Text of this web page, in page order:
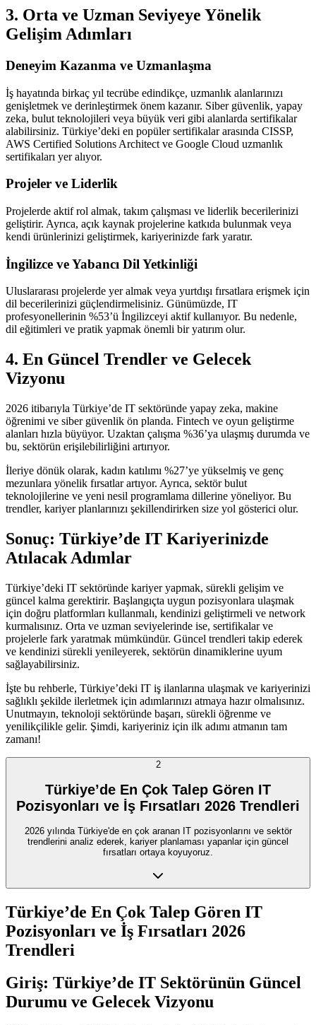
3. Orta ve Uzman Seviyeye Yönelik
Gelişim Adımları
Deneyim Kazanma ve Uzmanlaşma
İş hayatında birkaç yıl tecrübe edindikçe, uzmanlık alanlarınızı
genişletmek ve derinleştirmek önem kazanır. Siber güvenlik, yapay
zeka, bulut teknolojileri veya büyük veri gibi alanlarda sertifikalar
alabilirsiniz. Türkiye’deki en popüler sertifikalar arasında CISSP,
AWS Certified Solutions Architect ve Google Cloud uzmanlık
sertifikaları yer alıyor.
Projeler ve Liderlik
Projelerde aktif rol almak, takım çalışması ve liderlik becerilerinizi
geliştirir. Ayrıca, açık kaynak projelerine katkıda bulunmak veya
kendi ürünlerinizi geliştirmek, kariyerinizde fark yaratır.
İngilizce ve Yabancı Dil Yetkinliği
Uluslararası projelerde yer almak veya yurtdışı fırsatlara erişmek için
dil becerilerinizi güçlendirmelisiniz. Günümüzde, IT
profesyonellerinin %53’ü İngilizceyi aktif kullanıyor. Bu nedenle,
dil eğitimleri ve pratik yapmak önemli bir yatırım olur.
4. En Güncel Trendler ve Gelecek
Vizyonu
2026 itibarıyla Türkiye’de IT sektöründe yapay zeka, makine
öğrenimi ve siber güvenlik ön planda. Fintech ve oyun geliştirme
alanları hızla büyüyor. Uzaktan çalışma %36’ya ulaşmış durumda ve
bu, sektörün erişilebilirliğini artırıyor.
İleriye dönük olarak, kadın katılımı %27’ye yükselmiş ve genç
mezunlara yönelik fırsatlar artıyor. Ayrıca, sektör bulut
teknolojilerine ve yeni nesil programlama dillerine yöneliyor. Bu
trendler, kariyer planlarınızı şekillendirirken size yol gösterici olur.
Sonuç: Türkiye’de IT Kariyerinizde
Atılacak Adımlar
Türkiye’deki IT sektöründe kariyer yapmak, sürekli gelişim ve
güncel kalma gerektirir. Başlangıçta uygun pozisyonlara ulaşmak
için doğru platformları kullanmalı, kendinizi geliştirmeli ve network
kurmalısınız. Orta ve uzman seviyelerinde ise, sertifikalar ve
projelerle fark yaratmak mümkündür. Güncel trendleri takip ederek
ve kendinizi sürekli yenileyerek, sektörün dinamiklerine uyum
sağlayabilirsiniz.
İşte bu rehberle, Türkiye’deki IT iş ilanlarına ulaşmak ve kariyerinizi
sağlıklı şekilde ilerletmek için adımlarınızı atmaya hazır olmalısınız.
Unutmayın, teknoloji sektöründe başarı, sürekli öğrenme ve
yenilikçilikle gelir. Şimdi, kariyeriniz için ilk adımı atmanın tam
zamanı!
2
Türkiye’de En Çok Talep Gören IT
Pozisyonları ve İş Fırsatları 2026 Trendleri
2026 yılında Türkiye'de en çok aranan IT pozisyonlarını ve sektör
trendlerini analiz ederek, kariyer planlaması yapanlar için güncel
fırsatları ortaya koyuyoruz.
Türkiye’de En Çok Talep Gören IT
Pozisyonları ve İş Fırsatları 2026
Trendleri
Giriş: Türkiye’de IT Sektörünün Güncel
Durumu ve Gelecek Vizyonu